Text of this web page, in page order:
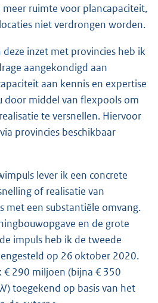
ruimte voor plancapaciteit,
niet verdrongen worden.
inzet met provincies heb ik
aangekondigd aan
aan kennis en expertise
door middel van flexpools om
te versnellen. Hiervoor
provincies beschikbaar
lever ik een concrete
of realisatie van
met een substantiële omvang.
en de grote
impuls heb ik de tweede
op 26 oktober 2020.
€ 290 miljoen (bijna € 350
toegekend op basis van het